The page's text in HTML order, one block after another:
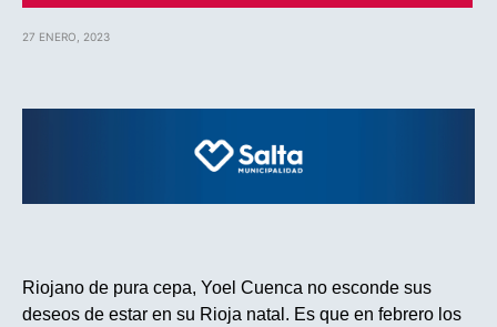
27 ENERO, 2023
Riojano de pura cepa, Yoel Cuenca no esconde sus
deseos de estar en su Rioja natal. Es que en febrero los